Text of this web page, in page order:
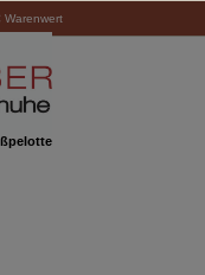
Warenwert